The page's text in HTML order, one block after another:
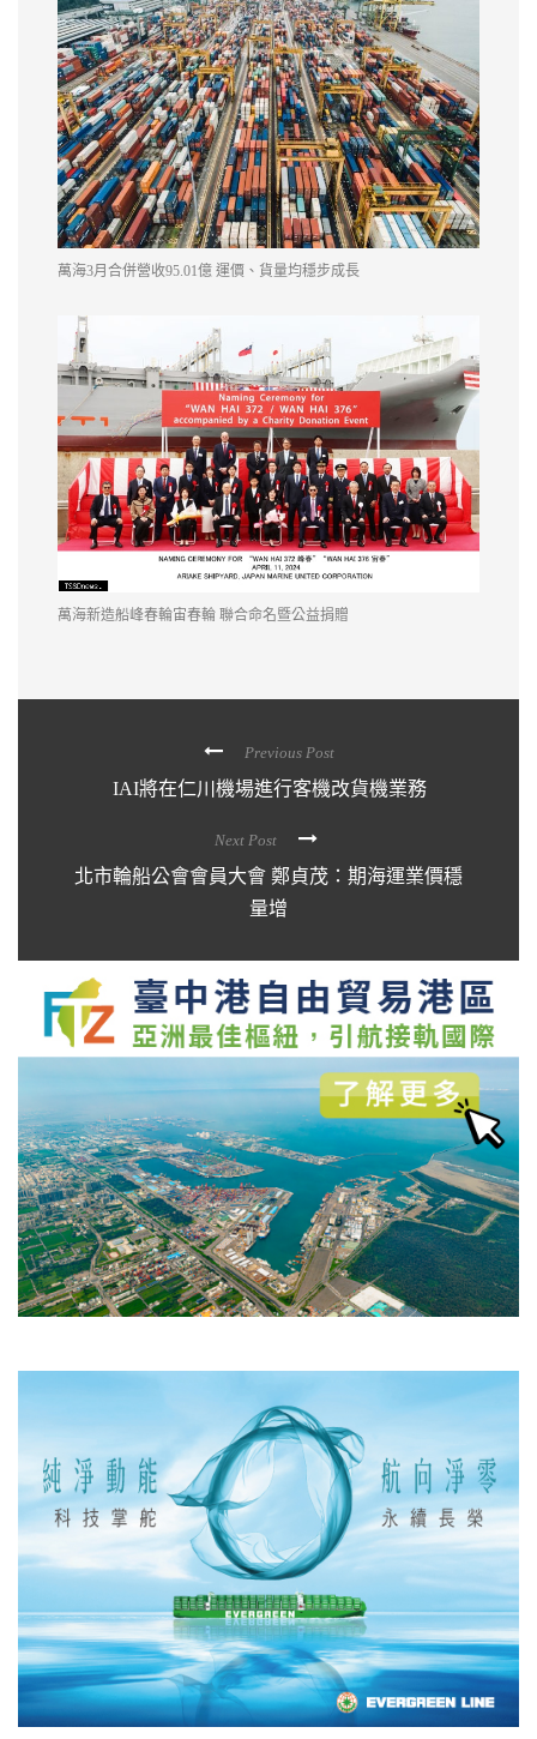
Previous Post
IAI將在仁川機場進行客機改貨機業務
Next Post
北市輪船公會會員大會 鄭貞茂：期海運業價穩
量增
萬海3月合併營收95.01億 運價、貨量均穩步成長
萬海新造船峰春輪宙春輪 聯合命名暨公益捐贈